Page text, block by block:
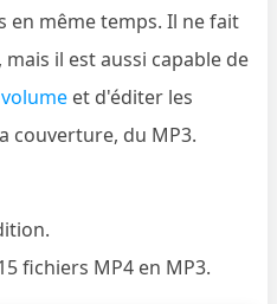
en même temps. Il ne fait
il est aussi capable de
et d'éditer les
couverture, du MP3.
fichiers MP4 en MP3.